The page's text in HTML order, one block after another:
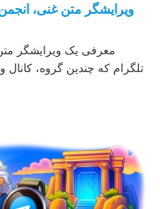
معرفی یک ویرایشگر
تلگرام که چندین گروه،